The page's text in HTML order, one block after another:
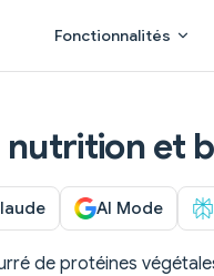
Fonctionnalités
nutrition et
AI Mode
de protéines